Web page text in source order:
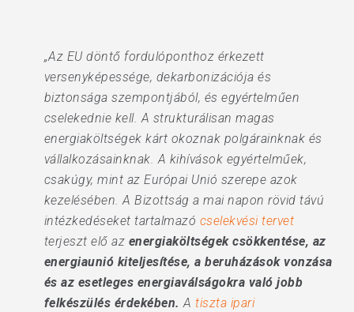
„Az EU döntő fordulóponthoz érkezett
versenyképessége, dekarbonizációja és
biztonsága szempontjából, és egyértelműen
cselekednie kell. A strukturálisan magas
energiaköltségek kárt okoznak polgárainknak és
vállalkozásainknak. A kihívások egyértelműek,
csakúgy, mint az Európai Unió szerepe azok
kezelésében. A Bizottság a mai napon rövid távú
intézkedéseket tartalmazó cselekvési tervet
terjeszt elő az energiaköltségek csökkentése, az
energiaunió kiteljesítése, a beruházások vonzása
és az esetleges energiaválságokra való jobb
felkészülés érdekében. Atiszta ipari